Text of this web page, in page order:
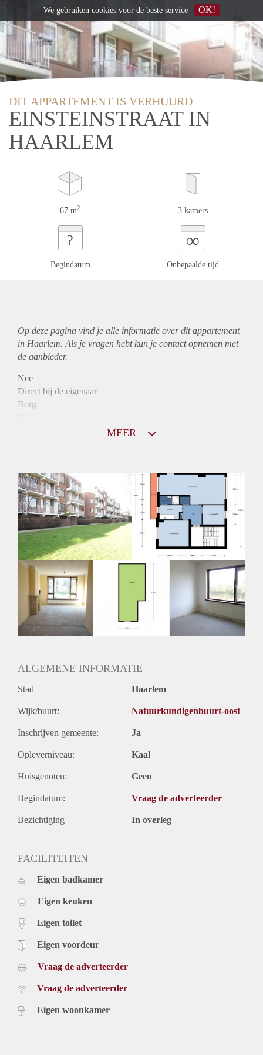
DIT APPARTEMENT IS VERHUURD
EINSTEINSTRAAT IN
HAARLEM
67 m2 3 kamers
?
Begindatum
∞
Onbepaalde tijd
Op deze pagina vind je alle informatie over ditappartement
in Haarlem. Als je vragen hebt kun je contact opnemen met
de aanbieder.
Nee
Direct bij de eigenaar
Borg
Inkomen eis
N.V.T.
Huurtermijn
Onbepaalde termijn
Oplevering
Kaal
MEER
ALGEMENE INFORMATIE
Stad Haarlem
Wijk/buurt: Natuurkundigenbuurt-oost
Inschrijven gemeente: Ja
Opleverniveau: Kaal
Huisgenoten: Geen
Begindatum: Vraag de adverteerder
Bezichtiging In overleg
FACILITEITEN
Eigen badkamer
Eigen keuken
Eigen toilet
Eigen voordeur
Vraag de adverteerder
Vraag de adverteerder
Eigen woonkamer
We gebruiken cookies voor de beste service OK!